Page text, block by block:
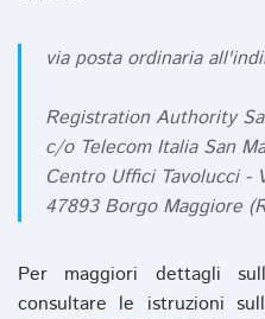
via posta ordinaria
Registration Authority
c/o Telecom Italia San
Centro Uffici Tavolucci -
47893 Borgo Maggiore
Per maggiori dettagli
consultare le istruzioni